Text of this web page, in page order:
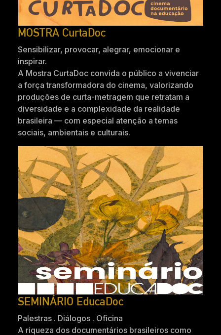
MOSTRA CurtaDoc
Sensibilizar, provocar, alegrar, emocionar e
inspirar.
A Mostra CurtaDoc convida o público a vivenciar
a força transformadora do cinema, valorizando
produções de curta-metragem que retratam a
diversidade e a complexidade da realidade
brasileira — com especial atenção a temas
sociais, ambientais e culturais.
SEMINÁRIO EducaDoc
Palestras . Diálogos . Oficina
A riqueza dos documentários brasileiros como